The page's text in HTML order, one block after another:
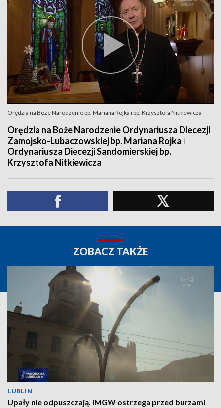
Orędzia na Boże Narodzenie bp. Mariana Rojka i bp. Krzysztofa Nitkiewicza
Orędzia na Boże Narodzenie Ordynariusza Diecezji
Zamojsko-Lubaczowskiej bp. Mariana Rojka i
Ordynariusza Diecezji Sandomierskiej bp.
Krzysztofa Nitkiewicza
ZOBACZ TAKŻE
LUBLIN
Upały nie odpuszczają. IMGW ostrzega przed burzami